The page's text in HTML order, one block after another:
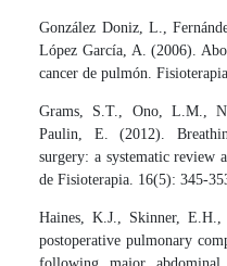
González Doniz, L.,
López García, A. (2006).
cancer de pulmón.
Grams, S.T., Ono, L.M.,
Paulin, E. (2012).
surgery: a systematic review
de Fisioterapia. 16(5): 345-
Haines, K.J., Skinner,
postoperative pulmonary